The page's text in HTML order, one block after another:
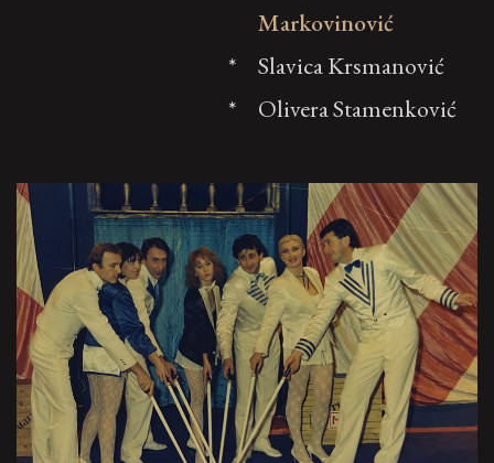
Markovinović
*
Slavica Krsmanović
*
Olivera Stamenković